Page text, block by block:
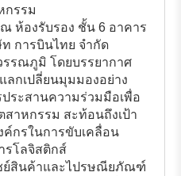
กรรม
ห้องรับรอง ชั้น 6 อาคาร
การบินไทย จำกัด
รณภูมิ โดยบรรยากาศ
ลกเปลี่ยนมุมมองอย่าง
ระสานความร่วมมือเพื่อ
าหกรรม สะท้อนถึงเป้า
กรในการขับเคลื่อน
รโลจิสติกส์
ย์สินค้าและไปรษณียภัณฑ์